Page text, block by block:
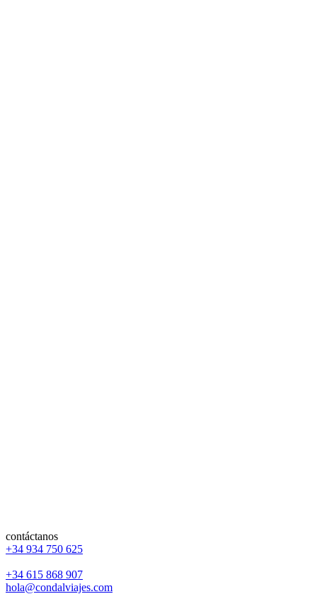
contáctanos
+34 934 750 625
+34 615 868 907
hola@condalviajes.com